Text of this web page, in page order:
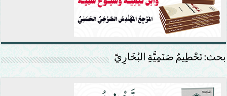
بحث: تَحْطِيمُ صَنَمِيَّةِ البُخَارِيّ